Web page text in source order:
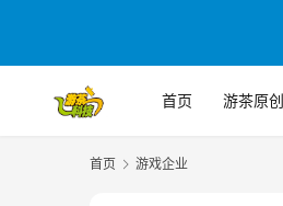
首页 游茶原创
首页 游戏企业